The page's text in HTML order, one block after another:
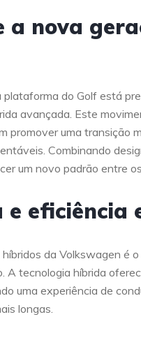
a nova
do Golf está
avançada. Este
promover uma transição
Combinando
um novo padrão entre
e eficiência
da Volkswagen é
A tecnologia híbrida
uma experiência de
longas.